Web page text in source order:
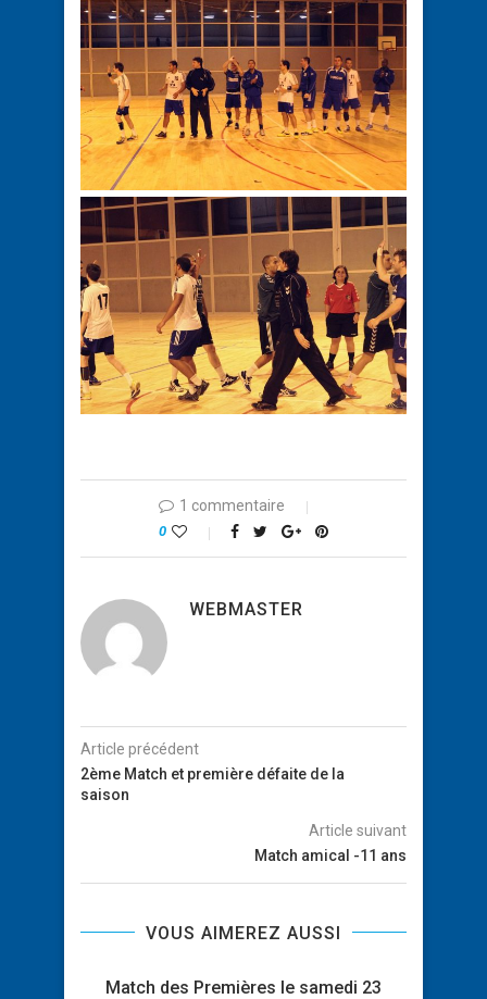
1 commentaire
0
WEBMASTER
Article précédent
2ème Match et première défaite de la
saison
Article suivant
Match amical -11 ans
VOUS AIMEREZ AUSSI
Match des Premières le samedi 23